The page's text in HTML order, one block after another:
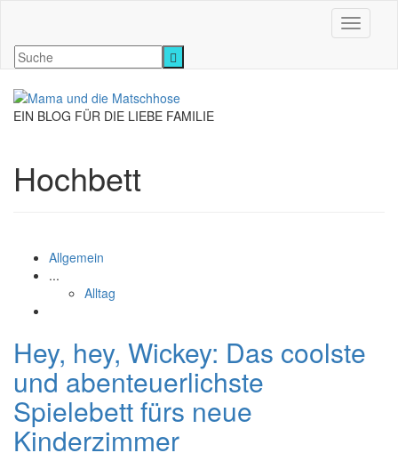
EIN BLOG FÜR DIE LIEBE FAMILIE
Hochbett
Allgemein
...
Alltag
Hey, hey, Wickey: Das coolste
und abenteuerlichste
Spielebett fürs neue
Kinderzimmer